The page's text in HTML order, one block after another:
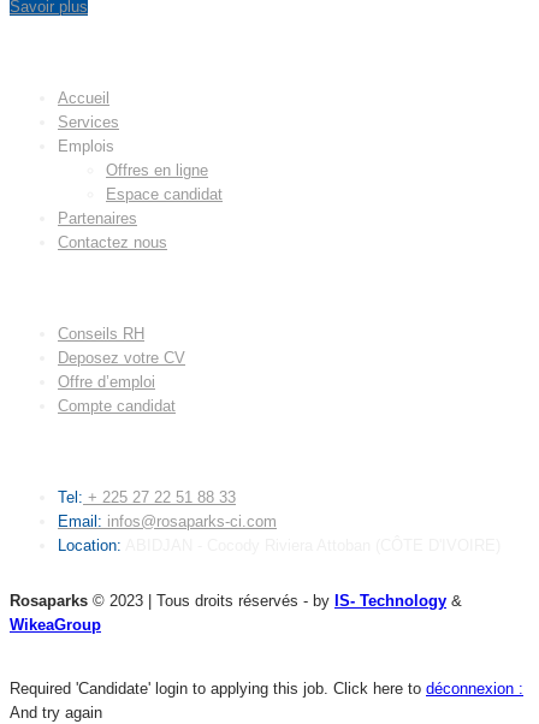
Savoir plus
Accueil
Services
Emplois
Offres en ligne
Espace candidat
Partenaires
Contactez nous
Conseils RH
Deposez votre CV
Offre d’emploi
Compte candidat
Tel: + 225 27 22 51 88 33
Email: infos@rosaparks-ci.com
Location:
Rosaparks © 2023 | Tous droits réservés - by IS- Technology &
WikeaGroup
Required 'Candidate' login to applying this job. Click here to déconnexion :
And try again